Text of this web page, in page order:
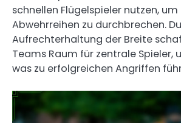
schnellen Flügelspieler nutzen,
Abwehrreihen zu durchbrechen.
Aufrechterhaltung der Breite
Teams Raum für zentrale Spieler,
was zu erfolgreichen Angriffen